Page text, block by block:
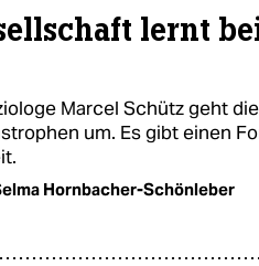
lernt
Marcel Schütz geht
um. Es gibt einen
Hornbacher-Schönleber